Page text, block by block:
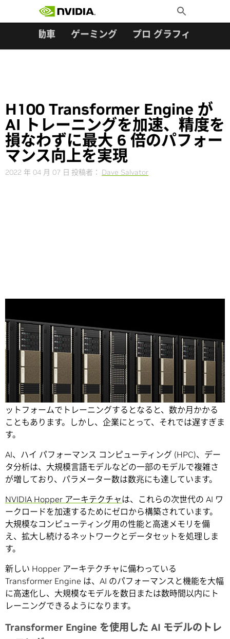
Toggle
Search
自動車 ゲーミング プロ グラフィックス
H100 Transformer Engine が
AI トレーニングを加速、精度を
損なわずに最大 6 倍のパフォー
マンス向上を実現
2022 年 04 月 07 日 投稿者： Dave Salvator
非常に大規模な AI モデルを現在のコンピューティング プラ
ットフォームでトレーニングするとなると、数か月かかる
こともあります。
しかし、企業にとって、それでは遅すぎま
す。
AI、ハイ パフォーマンス コンピューティング (HPC)、デー
タ分析は、大規模言語モデルなどの一部のモデルで複雑さ
が増しており、パラメーター数は数兆にも達しています。
NVIDIA Hopper アーキテクチャ は、これらの次世代の AI ワ
ークロードを加速するためにゼロから構築されています。
大規模なコンピューティング用の性能と高速メモリを備
え、拡大し続けるネットワークとデータセットを処理しま
す。
新しい Hopper アーキテクチャに備わっている
Transformer Engine は、AI のパフォーマンスと機能を大幅
に高速化し、大規模なモデルを数日または数時間以内にト
レーニングできるようになります。
Transformer Engine を使用した AI モデルのトレ